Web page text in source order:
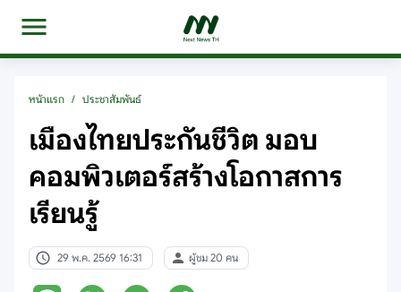
หน้าแรก / ประชาสัมพันธ์
เมืองไทยประกันชีวิต มอบ
คอมพิวเตอร์สร้างโอกาสการ
เรียนรู้
29 พ.ค. 2569 16:31 ผู้ชม 20 คน